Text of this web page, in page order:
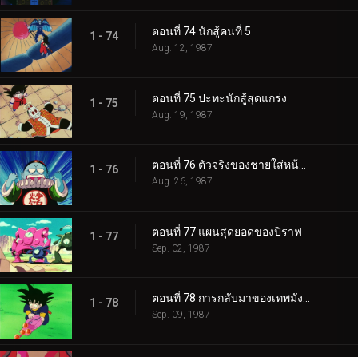
1 - 74 ตอนที่ 74 นักสู้คนที่ 5
Aug. 12, 1987
1 - 75 ตอนที่ 75 ปะทะนักสู้สุดแกร่ง
Aug. 19, 1987
1 - 76 ตอนที่ 76 ตัวจริงของชายใส่หน้ากาก
Aug. 26, 1987
1 - 77 ตอนที่ 77 แผนสุดยอดของปิราฟ
Sep. 02, 1987
1 - 78 ตอนที่ 78 การกลับมาของเทพมังกร
Sep. 09, 1987